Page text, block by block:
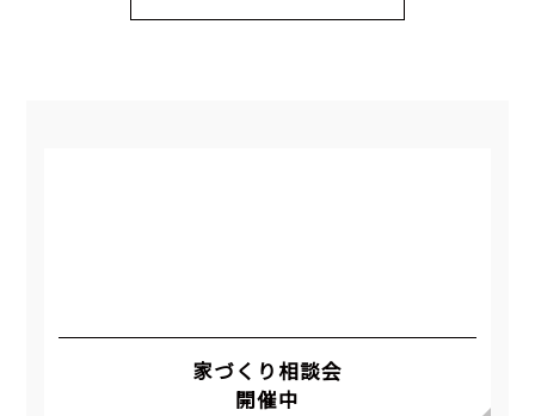
家づくり相談会
開催中